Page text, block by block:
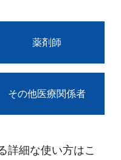
薬剤師
その他医療関係者
詳細な使い方はこ